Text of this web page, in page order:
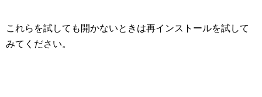
これらを試しても開かないときは再インストールを試して
みてください。